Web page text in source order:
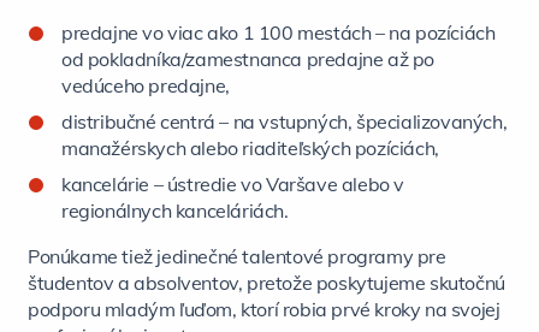
predajne vo viac ako 1 100 mestách – na pozíciách
od pokladníka/zamestnanca predajne až po
vedúceho predajne,
distribučné centrá – na vstupných, špecializovaných,
manažérskych alebo riaditeľských pozíciách,
kancelárie – ústredie vo Varšave alebo v
regionálnych kanceláriách.
Ponúkame tiež jedinečné talentové programy pre
študentov a absolventov, pretože poskytujeme skutočnú
podporu mladým ľuďom, ktorí robia prvé kroky na svojej